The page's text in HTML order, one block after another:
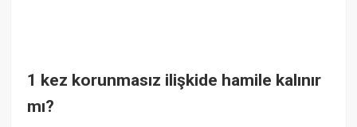
1 kez korunmasız ilişkide hamile kalınır
mı?